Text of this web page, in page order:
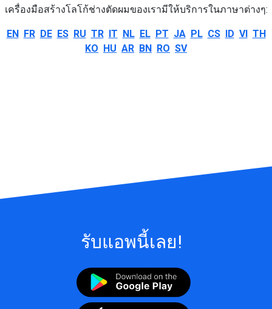
เครื่องมือสร้างโลโก้ช่างตัดผมของเรามีให้บริการในภาษาต่างๆ:
EN FR DE ES RU TR IT NL EL PT JA PL CS ID VI TH
KO HU AR BN RO SV
รับแอพนี้เลย!